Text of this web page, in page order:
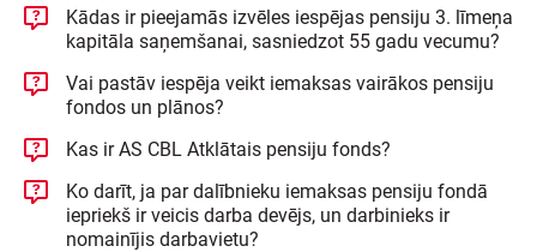
Kādas ir pieejamās izvēles iespējas pensiju 3. līmeņa
kapitāla saņemšanai, sasniedzot 55 gadu vecumu?
Vai pastāv iespēja veikt iemaksas vairākos pensiju
fondos un plānos?
Kas ir AS CBL Atklātais pensiju fonds?
Ko darīt, ja par dalībnieku iemaksas pensiju fondā
iepriekš ir veicis darba devējs, un darbinieks ir
nomainījis darbavietu?